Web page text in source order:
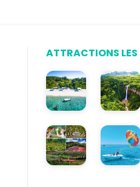
ATTRACTIONS LES